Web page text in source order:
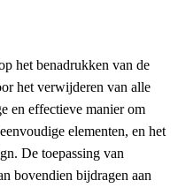
het benadrukken van de
het verwijderen van alle
en effectieve manier om
elementen, en het
De toepassing van
bovendien bijdragen aan